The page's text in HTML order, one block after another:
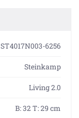
ST4017N003-6256
Steinkamp
Living 2.0
B: 32 T: 29 cm